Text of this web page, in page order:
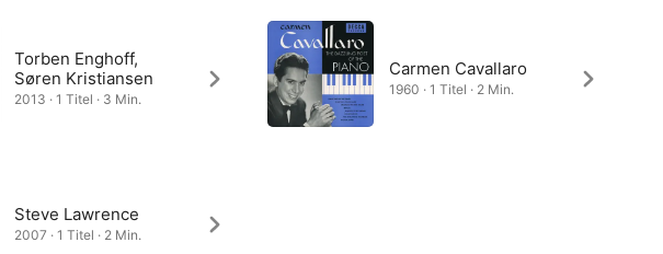
Torben Enghoff,
Søren Kristiansen
2013 · 1 Titel · 3 Min.
Carmen Cavallaro
1960 · 1 Titel · 2 Min.
Steve Lawrence
2007 · 1 Titel · 2 Min.